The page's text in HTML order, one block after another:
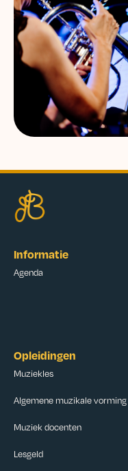
Informatie
Agenda
Opleidingen
Muziekles
Algemene muzikale vorming
Muziek docenten
Lesgeld